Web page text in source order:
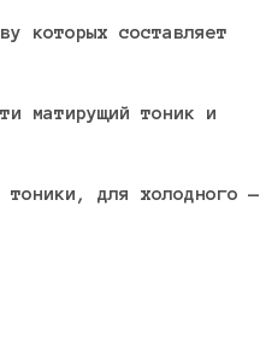
которых составляет
матирущий тоник и
тоники, для холодного —